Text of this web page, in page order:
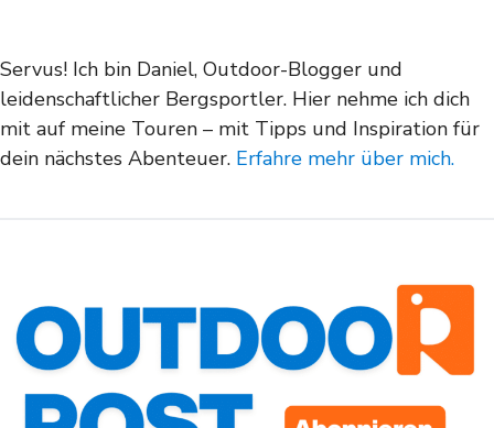
Servus! Ich bin Daniel, Outdoor-Blogger und
leidenschaftlicher Bergsportler. Hier nehme ich dich
mit auf meine Touren – mit Tipps und Inspiration für
dein nächstes Abenteuer. Erfahre mehr über mich.